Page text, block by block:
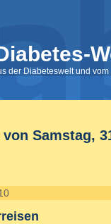
der Diabeteswelt und
Samstag,